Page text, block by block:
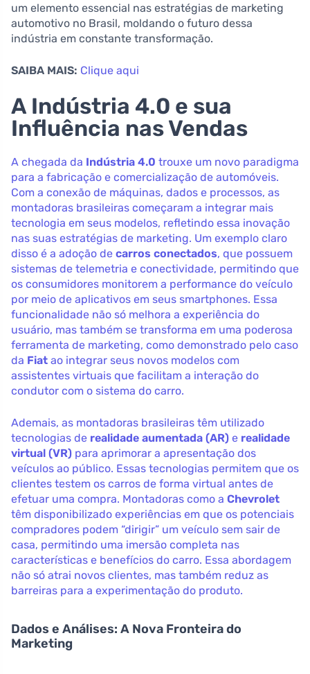
um elemento essencial nas estratégias de marketing
automotivo no Brasil, moldando o futuro dessa
indústria em constante transformação.
SAIBA MAIS: Clique aqui
A Indústria 4.0 e sua
Influência nas Vendas
A chegada da Indústria 4.0 trouxe um novo paradigma
para a fabricação e comercialização de automóveis.
Com a conexão de máquinas, dados e processos, as
montadoras brasileiras começaram a integrar mais
tecnologia em seus modelos, refletindo essa inovação
nas suas estratégias de marketing. Um exemplo claro
disso é a adoção de carros conectados, que possuem
sistemas de telemetria e conectividade, permitindo que
os consumidores monitorem a performance do veículo
por meio de aplicativos em seus smartphones. Essa
funcionalidade não só melhora a experiência do
usuário, mas também se transforma em uma poderosa
ferramenta de marketing, como demonstrado pelo caso
da Fiat ao integrar seus novos modelos com
assistentes virtuais que facilitam a interação do
condutor com o sistema do carro.
Ademais, as montadoras brasileiras têm utilizado
tecnologias de realidade aumentada (AR) e realidade
virtual (VR) para aprimorar a apresentação dos
veículos ao público. Essas tecnologias permitem que os
clientes testem os carros de forma virtual antes de
efetuar uma compra. Montadoras como a Chevrolet
têm disponibilizado experiências em que os potenciais
compradores podem “dirigir” um veículo sem sair de
casa, permitindo uma imersão completa nas
características e benefícios do carro. Essa abordagem
não só atrai novos clientes, mas também reduz as
barreiras para a experimentação do produto.
Dados e Análises: A Nova Fronteira do
Marketing